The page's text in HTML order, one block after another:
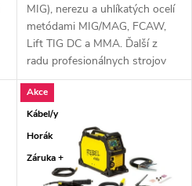
MIG), nerezu a uhlíkatých ocelí
metódami MIG/MAG, FCAW,
Lift TIG DC a MMA. Ďalší z
radu profesionálnych strojov
od...
Akce
Kábel/y
Horák
Záruka +